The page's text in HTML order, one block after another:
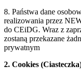
8. Państwa dane
realizowania przez
do CEiDG. Wraz z
zostaną przekazane
prywatnym
2. Cookies